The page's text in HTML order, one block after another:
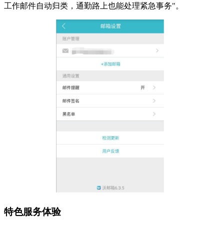
工作邮件自动归类，通勤路上也能处理紧急事务"。
特色服务体验